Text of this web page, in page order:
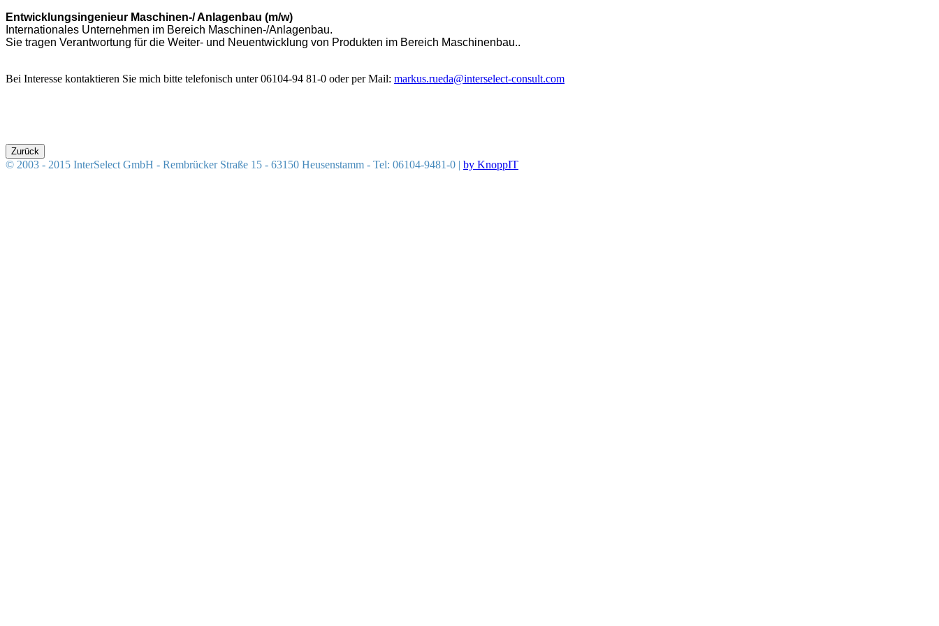
Entwicklungsingenieur Maschinen-/ Anlagenbau (m/w)
Internationales Unternehmen im Bereich Maschinen-/Anlagenbau.
Sie tragen Verantwortung für die Weiter- und Neuentwicklung von Produkten im Bereich Maschinenbau..
Bei Interesse kontaktieren Sie mich bitte telefonisch unter 06104-94 81-0 oder per Mail: markus.rueda@interselect-consult.com
© 2003 - 2015 InterSelect GmbH - Rembrücker Straße 15 - 63150 Heusenstamm - Tel: 06104-9481-0 | by KnoppIT